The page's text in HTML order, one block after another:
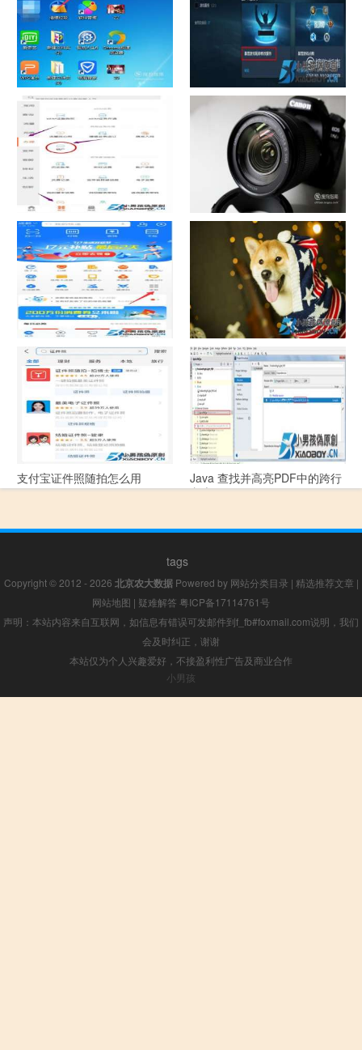
如何看认识QQ好友具体多少天
了
战网怎么修改昵称？
中国联通手机营业厅销户操作
指引
摄影作品的欣赏方法
支付宝怎么拍违章挣钱？
宠物定位器app开发可以解决哪
些问题？
支付宝证件照随拍怎么用
Java 查找并高亮PDF中的跨行
文本
tags
Copyright © 2012 - 2026 北京农大数据Powered by 网站分类目录 | 精选推荐文章 |
网站地图 | 疑难解答 粤ICP备17114761号
声明：本站内容来自互联网，如信息有错误可发邮件到f_fb#foxmail.com说明，我们
会及时纠正，谢谢
本站仅为个人兴趣爱好，不接盈利性广告及商业合作
小男孩